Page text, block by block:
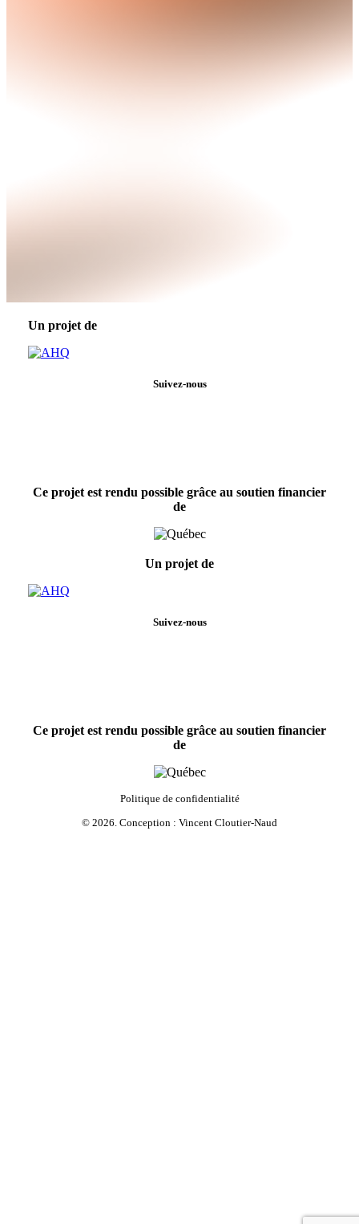
Un projet de
Suivez-nous
Ce projet est rendu possible grâce au soutien financier
de
Un projet de
Suivez-nous
Ce projet est rendu possible grâce au soutien financier
de
Politique de confidentialité
© 2026 . Conception : Vincent Cloutier-Naud